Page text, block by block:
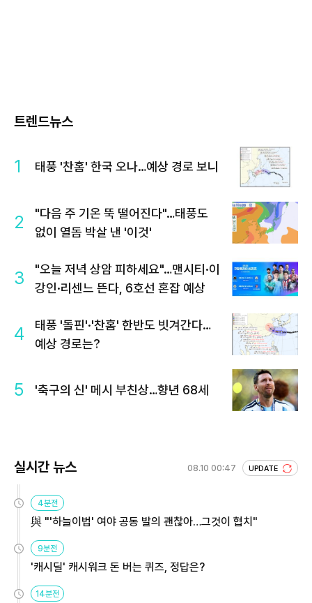
트렌드뉴스
1 태풍 '찬홈' 한국 오나…예상 경로 보니
2
"다음 주 기온 뚝 떨어진다"…태풍도
없이 열돔 박살 낸 '이것'
3
"오늘 저녁 상암 피하세요"…맨시티·이
강인·리센느 뜬다, 6호선 혼잡 예상
4
태풍 '돌핀'·'찬홈' 한반도 빗겨간다…
예상 경로는?
5 '축구의 신' 메시 부친상…향년 68세
실시간 뉴스 08.10 00:47 UPDATE
4분전
與 "'하늘이법' 여야 공동 발의 괜찮아…그것이 협치"
9분전
'캐시딜' 캐시워크 돈 버는 퀴즈, 정답은?
14분전